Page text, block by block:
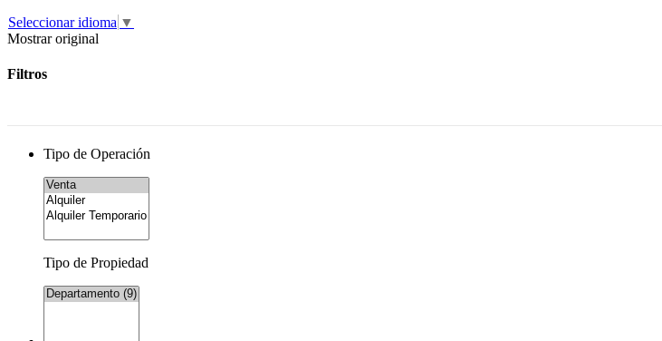
Seleccionar idioma ▼
Mostrar original
Filtros
Tipo de Operación
Tipo de Propiedad